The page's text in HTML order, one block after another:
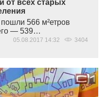
от всех старых
566 м²етров
— 539…
05.08.2017 14:32 3404